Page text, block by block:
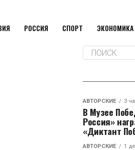
РОССИЯ СПОРТ ЭКОНОМИКА
АВТОРСКИЕ 3
В Музее
Россия»
«Диктант
АВТОРСКИЕ 1